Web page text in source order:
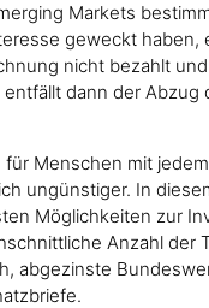
Markets
geweckt haben,
nicht bezahlt
dann der Abzug
Menschen mit
ungünstiger. In
Möglichkeiten zur
Anzahl der
abgezinste